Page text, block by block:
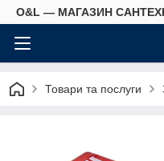
O&L — МАГАЗИН
Товари та послуги